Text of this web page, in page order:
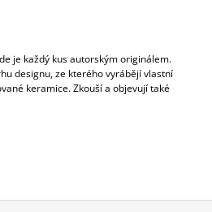
je každý kus autorským originálem.
designu, ze kterého vyrábějí vlastní
keramice. Zkouší a objevují také